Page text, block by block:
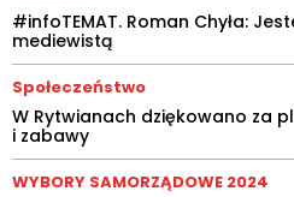
#infoTEMAT. Roman Chyła:
mediewistą
Społeczeństwo
W Rytwianach dziękowano za
i zabawy
WYBORY SAMORZĄDOWE 2024